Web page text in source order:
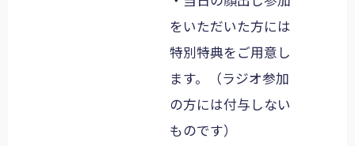
をいただいた方には
特別特典をご用意し
ます。（ラジオ参加
の方には付与しない
ものです）